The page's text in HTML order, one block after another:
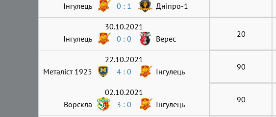
Інгулець
0 : 1 Дніпро-1
30.10.2021
Інгулець
0 : 0 Верес 20
22.10.2021
Металіст 1925
4 : 0 Інгулець 90
02.10.2021
Ворскла
3 : 0 Інгулець 90